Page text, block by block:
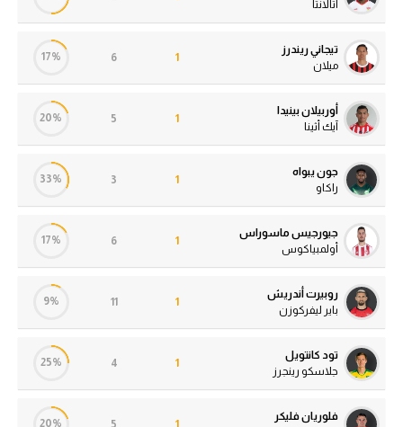
أتالانتا
تيجاني ريندرز
ميلان
1
6
17%
أوربيلان بينيدا
آيك أثينا
1
5
20%
جون يبواه
راكاو
1
3
33%
جيورجيس ماسوراس
أولمبياكوس
1
6
17%
روبيرت أندريش
باير ليفركوزن
1
11
9%
تود كانتويل
جلاسكو رينجرز
1
4
25%
فلوريان فليكر
1
5
20%